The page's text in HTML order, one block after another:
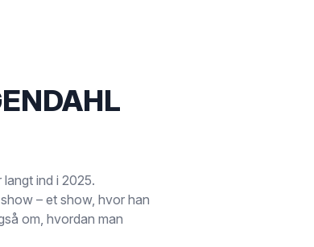
ind i 2025.
– et show, hvor han
om, hvordan man